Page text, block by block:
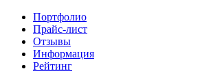
Портфолио
Прайс-лист
Отзывы
Информация
Рейтинг